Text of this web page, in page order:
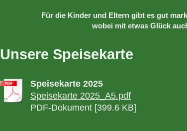
Für die Kinder und Eltern gibt es gut
wobei mit etwas Glück
Unsere Speisekarte
Speisekarte 2025
Speisekarte 2025_A5.pdf
PDF-Dokument [399.6 KB]